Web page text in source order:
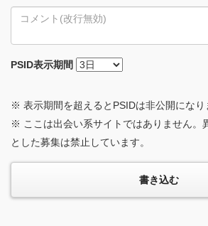
PSID表示期間
※ 表示期間を超えるとPSIDは非公開になり
※ ここは出会い系サイトではありません。
とした募集は禁止しています。